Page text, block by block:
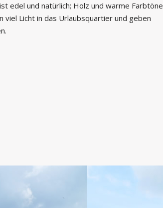
edel und natürlich; Holz und warme Farbtöne
viel Licht in das Urlaubsquartier und geben